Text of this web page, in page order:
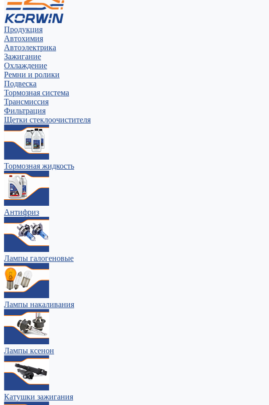
Продукция
Автохимия
Автоэлектрика
Зажигание
Охлаждение
Ремни и ролики
Подвеска
Тормозная система
Трансмиссия
Фильтрация
Щетки стеклоочистителя
Тормозная жидкость
Антифриз
Лампы галогеновые
Лампы накаливания
Лампы ксенон
Катушки зажигания